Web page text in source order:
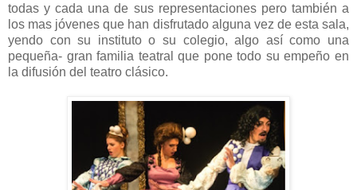
todas y cada una de sus representaciones pero también a
los mas jóvenes que han disfrutado alguna vez de esta sala,
yendo con su instituto o su colegio, algo así como una
pequeña- gran familia teatral que pone todo su empeño en
la difusión del teatro clásico.